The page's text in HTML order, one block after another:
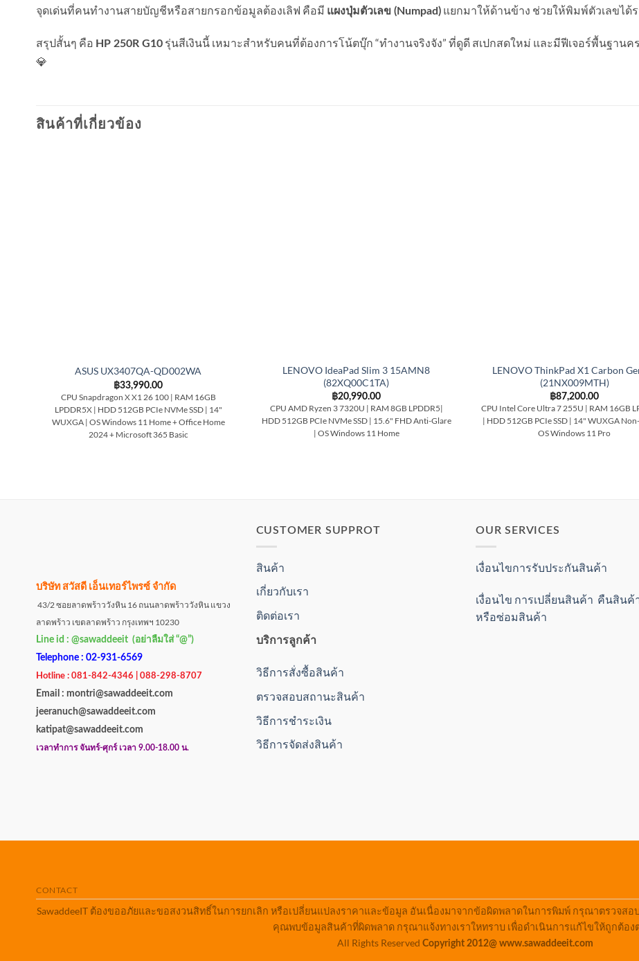
จุดเด่นที่คนทำงานสายบัญชีหรือสายกรอกข้อมูลต้องเลิฟ คือมี แผงปุ่มตัวเลข (Numpad) แยกมาให้ด้านข้าง ช่วยให้พิมพ์ตัวเลขได้
สรุปสั้นๆ คือ HP 250R G10 รุ่นสีเงินนี้ เหมาะสำหรับคนที่ต้องการโน้ตบุ๊ก “ทำงานจริงจัง” ที่ดูดี สเปกสดใหม่ และมีฟีเจอร์พื้นฐาน
💎
สินค้าที่เกี่ยวข้อง
ASUS UX3407QA-QD002WA
฿33,990.00
CPU Snapdragon X X1 26 100 | RAM 16GB
LPDDR5X | HDD 512GB PCIe NVMe SSD | 14"
WUXGA | OS Windows 11 Home + Office Home
2024 + Microsoft 365 Basic
LENOVO IdeaPad Slim 3 15AMN8
(82XQ00C1TA)
฿20,990.00
CPU AMD Ryzen 3 7320U | RAM 8GB LPDDR5|
HDD 512GB PCIe NVMe SSD | 15.6" FHD Anti-Glare
| OS Windows 11 Home
LENOVO ThinkPad X1 Carbon
(21NX009MTH)
฿87,200.00
CPU Intel Core Ultra 7 255U | RAM 16GB
| HDD 512GB PCIe SSD | 14" WUXGA Non-
OS Windows 11 Pro
บริษัท สวัสดี เอ็นเทอร์ไพรซ์ จำกัด
43/2 ซอยลาดพร้าววังหิน 16 ถนนลาดพร้าววังหิน แขวง
ลาดพร้าว เขตลาดพร้าว กรุงเทพฯ 10230
Line id : @sawaddeeit (อย่าลืมใส่ “@”)
Telephone : 02-931-6569
Hotline : 081-842-4346 | 088-298-8707
Email : montri@sawaddeeit.com
jeeranuch@sawaddeeit.com
katipat@sawaddeeit.com
เวลาทำการ จันทร์-ศุกร์ เวลา 9.00-18.00 น.
CUSTOMER SUPPROT
สินค้า
เกี่ยวกับเรา
ติดต่อเรา
บริการลูกค้า
วิธีการสั่งซื้อสินค้า
ตรวจสอบสถานะสินค้า
วิธีการชำระเงิน
วิธีการจัดส่งสินค้า
OUR SERVICES
เงื่อนไขการรับประกันสินค้า
เงื่อนไข การเปลี่ยนสินค้า คืนสินค้
หรือซ่อมสินค้า
CONTACT
SawaddeeIT ต้องขออภัยและขอสงวนสิทธิ์ในการยกเลิก หรือเปลี่ยนแปลงราคาและข้อมูล อันเนื่องมาจากข้อผิดพลาดในการพิมพ์ กรุณาตรวจ
คุณพบข้อมูลสินค้าที่ผิดพลาด กรุณาแจ้งทางเราใหทราบ เพื่อดำเนินการแก้ไขให้ถูกต้อง
All Rights Reserved Copyright 2012@ www.sawaddeeit.com